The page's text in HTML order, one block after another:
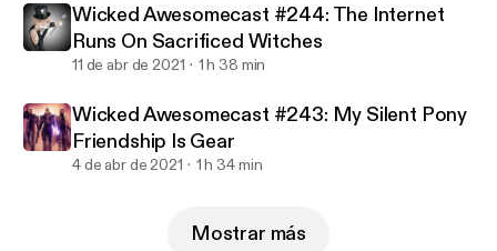
Wicked Awesomecast #244: The Internet
Runs On Sacrificed Witches
11 de abr de 2021 1 h 38 min
Wicked Awesomecast #243: My Silent Pony
Friendship Is Gear
4 de abr de 2021 1 h 34 min
Mostrar más